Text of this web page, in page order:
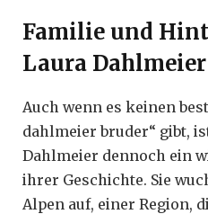
Familie und
Laura Dahlmeier
Auch wenn es keinen
dahlmeier bruder“ gibt,
Dahlmeier dennoch ein
ihrer Geschichte. Sie
Alpen auf, einer Region,